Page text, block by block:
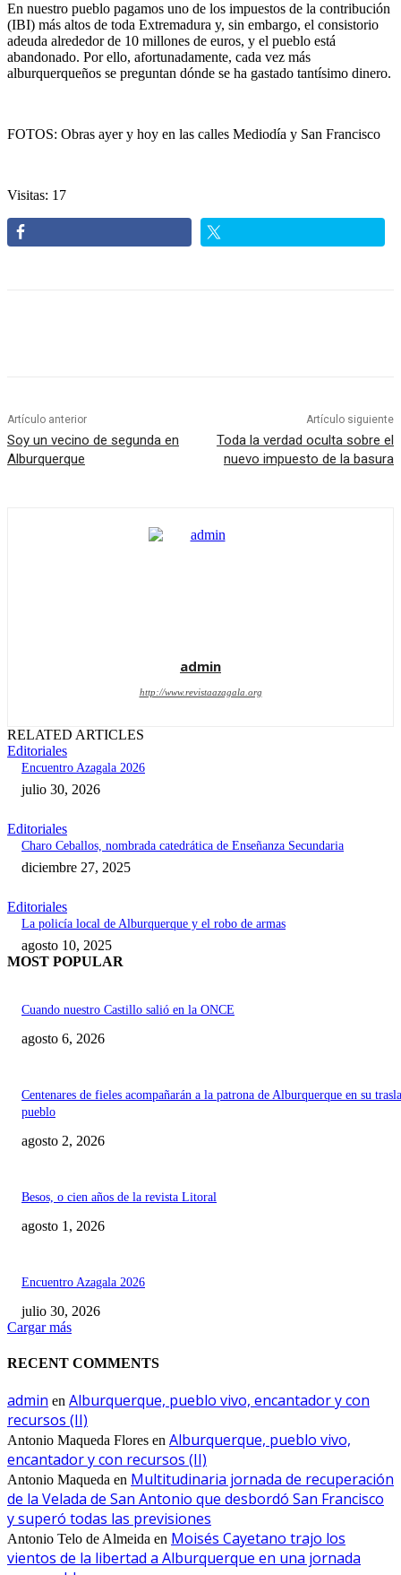
En nuestro pueblo pagamos uno de los impuestos de la contribución
(IBI) más altos de toda Extremadura y, sin embargo, el consistorio
adeuda alrededor de 10 millones de euros, y el pueblo está
abandonado. Por ello, afortunadamente, cada vez más
alburquerqueños se preguntan dónde se ha gastado tantísimo dinero.
FOTOS: Obras ayer y hoy en las calles Mediodía y San Francisco
Visitas: 17
Artículo anterior
Soy un vecino de segunda en
Alburquerque
Artículo siguiente
Toda la verdad oculta sobre el
nuevo impuesto de la basura
admin
http://www.revistaazagala.org
RELATED ARTICLES
Editoriales
Encuentro Azagala 2026
julio 30, 2026
Editoriales
Charo Ceballos, nombrada catedrática de Enseñanza Secundaria
diciembre 27, 2025
Editoriales
La policía local de Alburquerque y el robo de armas
agosto 10, 2025
MOST POPULAR
Cuando nuestro Castillo salió en la ONCE
agosto 6, 2026
Centenares de fieles acompañarán a la patrona de Alburquerque en su
pueblo
agosto 2, 2026
Besos, o cien años de la revista Litoral
agosto 1, 2026
Encuentro Azagala 2026
julio 30, 2026
Cargar más
RECENT COMMENTS
admin en Alburquerque, pueblo vivo, encantador y con
recursos (II)
Antonio Maqueda Flores en Alburquerque, pueblo vivo,
encantador y con recursos (II)
Antonio Maqueda en Multitudinaria jornada de recuperación
de la Velada de San Antonio que desbordó San Francisco
y superó todas las previsiones
Antonio Telo de Almeida en Moisés Cayetano trajo los
vientos de la libertad a Alburquerque en una jornada